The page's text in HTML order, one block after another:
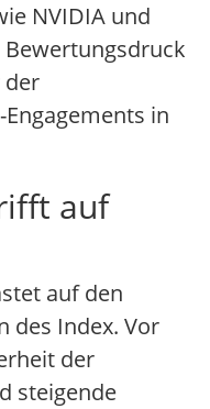
NVIDIA und
der
in
auf
auf den
des Index. Vor
der
steigende